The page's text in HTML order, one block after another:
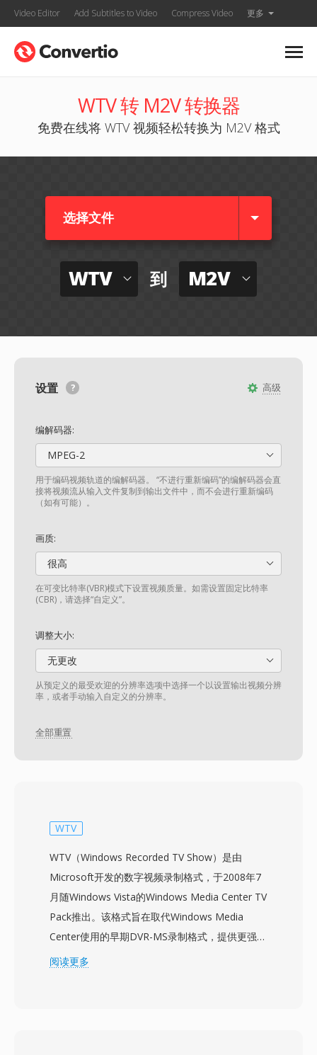
Video Editor Add Subtitles to Video Compress Video 更多
WTV 转 M2V 转换器
免费在线将 WTV 视频轻松转换为 M2V 格式
选择文件
WTV 到 M2V
高级
设置
编解码器:
MPEG-2
用于编码视频轨道的编解码器。 “不进行重新编码”的编解码器会直
接将视频流从输入文件复制到输出文件中，而不会进行重新编码
（如有可能）。
画质:
很高
在可变比特率(VBR)模式下设置视频质量。如需设置固定比特率
(CBR)，请选择“自定义”。
调整大小:
无更改
从预定义的最受欢迎的分辨率选项中选择一个以设置输出视频分辨
率，或者手动输入自定义的分辨率。
全部重置
WTV
WTV（Windows Recorded TV Show）是由
Microsoft开发的数字视频录制格式，于2008年7
月随Windows Vista的Windows Media Center TV
Pack推出。该格式旨在取代Windows Media
Center使用的早期DVR-MS录制格式，提供更强大
的容器来录制直播电视广播。WTV文件以MPEG-2
阅读更多